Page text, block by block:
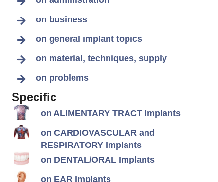
on business
on general implant topics
on material, techniques, supply
on problems
Specific
on ALIMENTARY TRACT Implants
on CARDIOVASCULAR and
RESPIRATORY Implants
on DENTAL/ORAL Implants
on EAR Implants